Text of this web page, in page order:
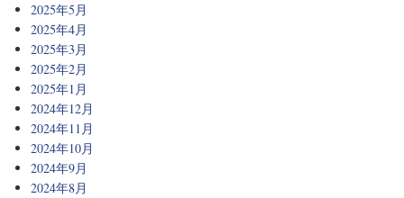
2025年5月
2025年4月
2025年3月
2025年2月
2025年1月
2024年12月
2024年11月
2024年10月
2024年9月
2024年8月